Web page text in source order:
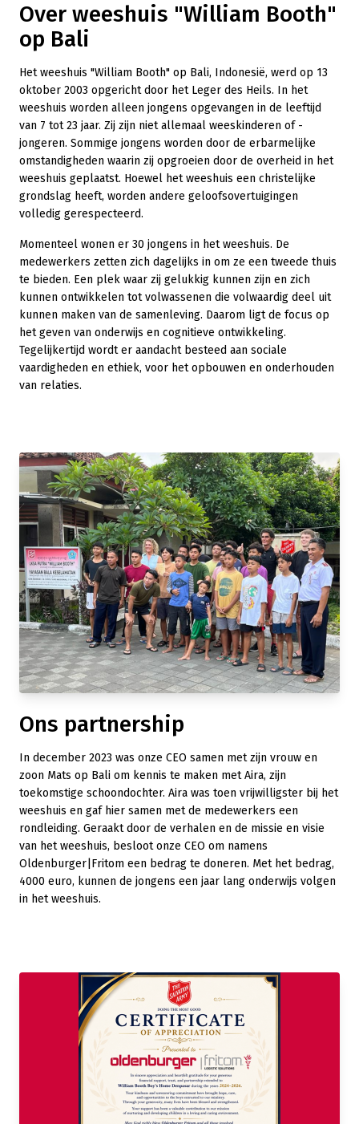
Over weeshuis "William Booth"
op Bali
Het weeshuis "William Booth" op Bali, Indonesië, werd op 13
oktober 2003 opgericht door het Leger des Heils. In het
weeshuis worden alleen jongens opgevangen in de leeftijd
van 7 tot 23 jaar. Zij zijn niet allemaal weeskinderen of -
jongeren. Sommige jongens worden door de erbarmelijke
omstandigheden waarin zij opgroeien door de overheid in het
weeshuis geplaatst. Hoewel het weeshuis een christelijke
grondslag heeft, worden andere geloofsovertuigingen
volledig gerespecteerd.
Momenteel wonen er 30 jongens in het weeshuis. De
medewerkers zetten zich dagelijks in om ze een tweede thuis
te bieden. Een plek waar zij gelukkig kunnen zijn en zich
kunnen ontwikkelen tot volwassenen die volwaardig deel uit
kunnen maken van de samenleving. Daarom ligt de focus op
het geven van onderwijs en cognitieve ontwikkeling.
Tegelijkertijd wordt er aandacht besteed aan sociale
vaardigheden en ethiek, voor het opbouwen en onderhouden
van relaties.
Ons partnership
In december 2023 was onze CEO samen met zijn vrouw en
zoon Mats op Bali om kennis te maken met Aira, zijn
toekomstige schoondochter. Aira was toen vrijwilligster bij het
weeshuis en gaf hier samen met de medewerkers een
rondleiding. Geraakt door de verhalen en de missie en visie
van het weeshuis, besloot onze CEO om namens
Oldenburger|Fritom een bedrag te doneren. Met het bedrag,
4000 euro, kunnen de jongens een jaar lang onderwijs volgen
in het weeshuis.